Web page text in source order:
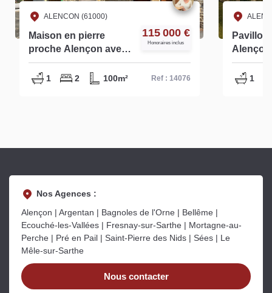
ALENCON (61000)
Maison en pierre
proche Alençon avec
garages et jardin - Réf
14076
115 000 €
Honoraires inclus
1 2 100m² Ref : 14076
Pavillon
14623
1
Nos Agences :
Alençon | Argentan | Bagnoles de l'Orne | Bellême |
Ecouché-les-Vallées | Fresnay-sur-Sarthe | Mortagne-au-
Perche | Pré en Pail | Saint-Pierre des Nids | Sées | Le
Mêle-sur-Sarthe
Nous contacter